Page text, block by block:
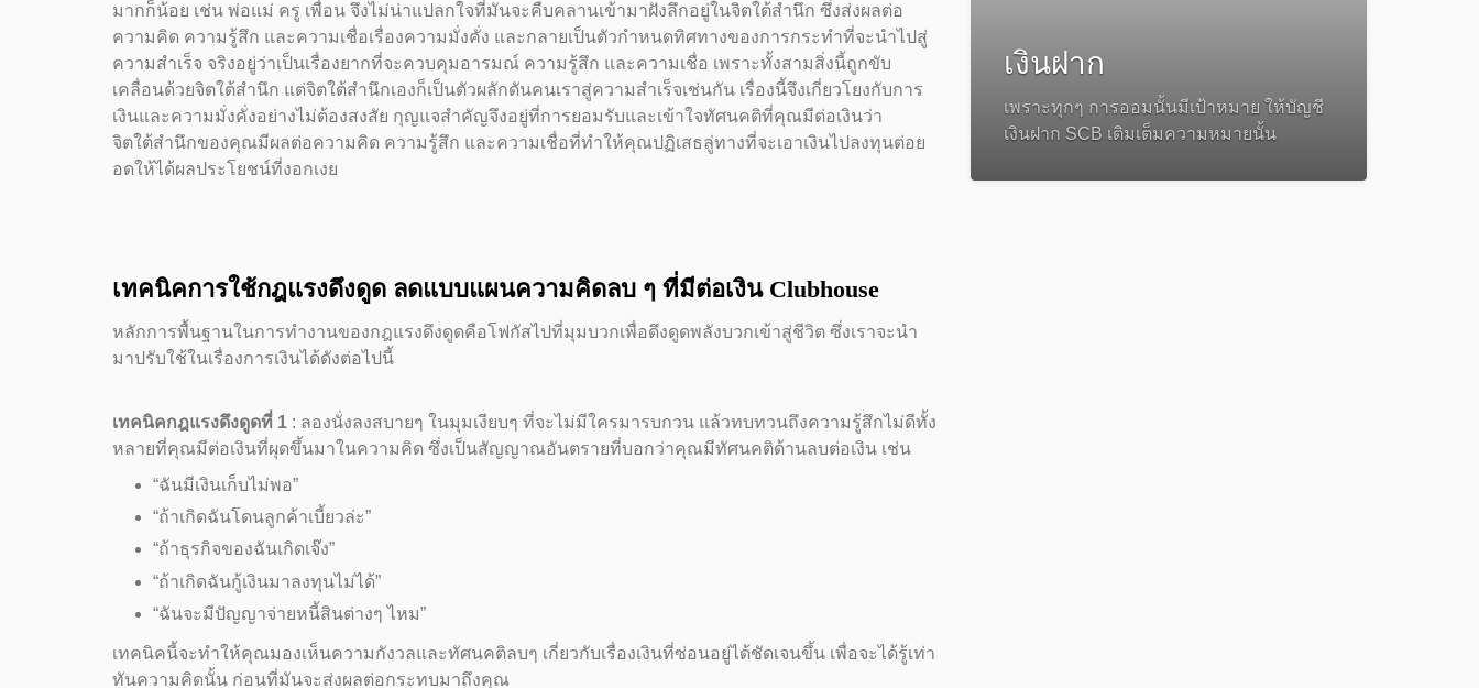
มากก็น้อย เช่น พ่อแม่ ครู เพื่อน จึงไม่น่าแปลกใจที่มันจะคืบคลานเข้ามาฝังลึกอยู่ในจิตใต้สำนึก ซึ่งส่งผลต่อ
ความคิด ความรู้สึก และความเชื่อเรื่องความมั่งคั่ง และกลายเป็นตัวกำหนดทิศทางของการกระทำที่จะนำไปสู่
ความสำเร็จ จริงอยู่ว่าเป็นเรื่องยากที่จะควบคุมอารมณ์ ความรู้สึก และความเชื่อ เพราะทั้งสามสิ่งนี้ถูกขับ
เคลื่อนด้วยจิตใต้สำนึก แต่จิตใต้สำนึกเองก็เป็นตัวผลักดันคนเราสู่ความสำเร็จเช่นกัน เรื่องนี้จึงเกี่ยวโยงกับการ
เงินและความมั่งคั่งอย่างไม่ต้องสงสัย กุญแจสำคัญจึงอยู่ที่การยอมรับและเข้าใจทัศนคติที่คุณมีต่อเงินว่า
จิตใต้สำนึกของคุณมีผลต่อความคิด ความรู้สึก และความเชื่อที่ทำให้คุณปฏิเสธลู่ทางที่จะเอาเงินไปลงทุนต่อย
อดให้ได้ผลประโยชน์ที่งอกเงย
เทคนิคการใช้กฎแรงดึงดูด ลดแบบแผนความคิดลบ ๆ ที่มีต่อเงิน Clubhouse
หลักการพื้นฐานในการทำงานของกฎแรงดึงดูดคือโฟกัสไปที่มุมบวกเพื่อดึงดูดพลังบวกเข้าสู่ชีวิต ซึ่งเราจะนำ
มาปรับใช้ในเรื่องการเงินได้ดังต่อไปนี้
เทคนิคกฎแรงดึงดูดที่ 1 : ลองนั่งลงสบายๆ ในมุมเงียบๆ ที่จะไม่มีใครมารบกวน แล้วทบทวนถึงความรู้สึกไม่ดีทั้ง
หลายที่คุณมีต่อเงินที่ผุดขึ้นมาในความคิด ซึ่งเป็นสัญญาณอันตรายที่บอกว่าคุณมีทัศนคติด้านลบต่อเงิน เช่น
“ฉันมีเงินเก็บไม่พอ”
“ถ้าเกิดฉันโดนลูกค้าเบี้ยวล่ะ”
“ถ้าธุรกิจของฉันเกิดเจ๊ง”
“ถ้าเกิดฉันกู้เงินมาลงทุนไม่ได้”
“ฉันจะมีปัญญาจ่ายหนี้สินต่างๆ ไหม”
เทคนิคนี้จะทำให้คุณมองเห็นความกังวลและทัศนคติลบๆ เกี่ยวกับเรื่องเงินที่ซ่อนอยู่ได้ชัดเจนขึ้น เพื่อจะได้รู้เท่า
ทันความคิดนั้น ก่อนที่มันจะส่งผลต่อกระทบมาถึงคุณ
เงินฝาก
เพราะทุกๆ การออมนั้นมีเป้าหมาย ให้บัญชี
เงินฝาก SCB เติมเต็มความหมายนั้น